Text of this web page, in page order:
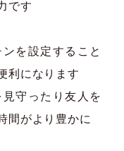
です
を設定すること
利になります
守ったり友人を
間がより豊かに